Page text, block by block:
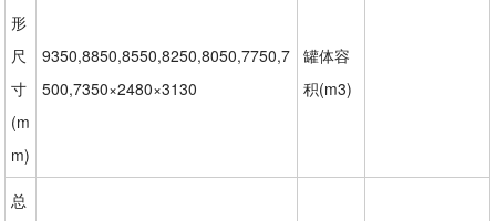
形
尺
寸
(m
m)
9350,8850,8550,8250,8050,7750,7
500,7350×2480×3130
罐体容
积(m3)
总